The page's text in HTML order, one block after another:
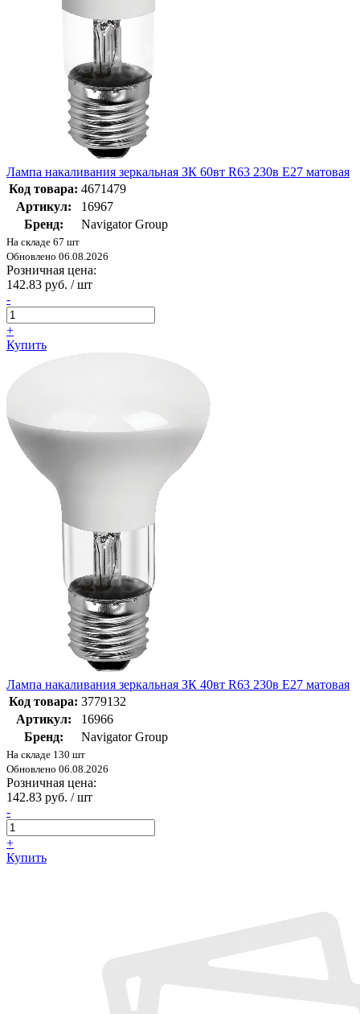
Лампа накаливания зеркальная ЗК 60вт R63 230в Е27 матовая
Код товара: 4671479
Артикул:
16967
Бренд:
Navigator Group
На складе 67 шт
Обновлено 06.08.2026
Розничная цена:
142.83 руб. / шт
-
+
Купить
Лампа накаливания зеркальная ЗК 40вт R63 230в Е27 матовая
Код товара: 3779132
Артикул:
16966
Бренд:
Navigator Group
На складе 130 шт
Обновлено 06.08.2026
Розничная цена:
142.83 руб. / шт
-
+
Купить